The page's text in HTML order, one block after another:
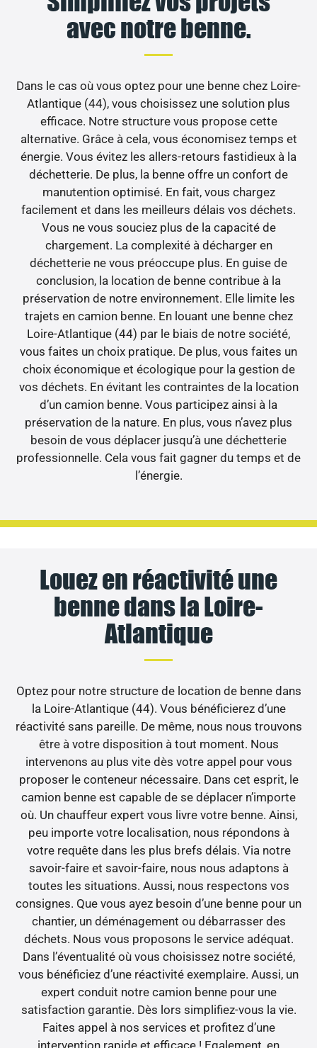
avec notre benne.
Dans le cas où vous optez pour une benne chez Loire-
Atlantique (44), vous choisissez une solution plus
efficace. Notre structure vous propose cette
alternative. Grâce à cela, vous économisez temps et
énergie. Vous évitez les allers-retours fastidieux à la
déchetterie. De plus, la benne offre un confort de
manutention optimisé. En fait, vous chargez
facilement et dans les meilleurs délais vos déchets.
Vous ne vous souciez plus de la capacité de
chargement. La complexité à décharger en
déchetterie ne vous préoccupe plus. En guise de
conclusion, la location de benne contribue à la
préservation de notre environnement. Elle limite les
trajets en camion benne. En louant une benne chez
Loire-Atlantique (44) par le biais de notre société,
vous faites un choix pratique. De plus, vous faites un
choix économique et écologique pour la gestion de
vos déchets. En évitant les contraintes de la location
d’un camion benne. Vous participez ainsi à la
préservation de la nature. En plus, vous n’avez plus
besoin de vous déplacer jusqu’à une déchetterie
professionnelle. Cela vous fait gagner du temps et de
l’énergie.
Louez en réactivité une
benne dans la Loire-
Atlantique
Optez pour notre structure de location de benne dans
la Loire-Atlantique (44). Vous bénéficierez d’une
réactivité sans pareille. De même, nous nous trouvons
être à votre disposition à tout moment. Nous
intervenons au plus vite dès votre appel pour vous
proposer le conteneur nécessaire. Dans cet esprit, le
camion benne est capable de se déplacer n’importe
où. Un chauffeur expert vous livre votre benne. Ainsi,
peu importe votre localisation, nous répondons à
votre requête dans les plus brefs délais. Via notre
savoir-faire et savoir-faire, nous nous adaptons à
toutes les situations. Aussi, nous respectons vos
consignes. Que vous ayez besoin d’une benne pour un
chantier, un déménagement ou débarrasser des
déchets. Nous vous proposons le service adéquat.
Dans l’éventualité où vous choisissez notre société,
vous bénéficiez d’une réactivité exemplaire. Aussi, un
expert conduit notre camion benne pour une
satisfaction garantie. Dès lors simplifiez-vous la vie.
Faites appel à nos services et profitez d’une